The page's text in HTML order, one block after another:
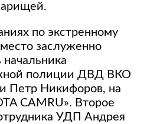
по экстренному
заслуженно
начальника
полиции ДВД ВКО
Петр Никифоров, на
CAMRU». Второе
УДП Андрея